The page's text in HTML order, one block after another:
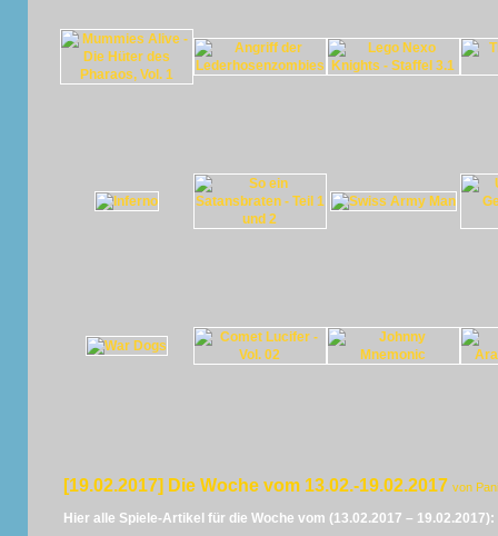
[19.02.2017] Die Woche vom 13.02.-19.02.2017 von
Hier alle Spiele-Artikel für die Woche vom (13.02.2017 – 19.02.2017):